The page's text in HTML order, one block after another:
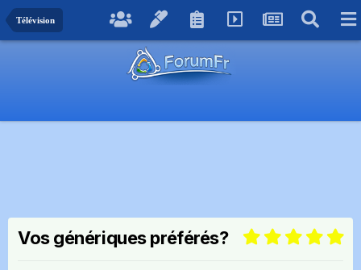
Télévision
Vos génériques préférés?